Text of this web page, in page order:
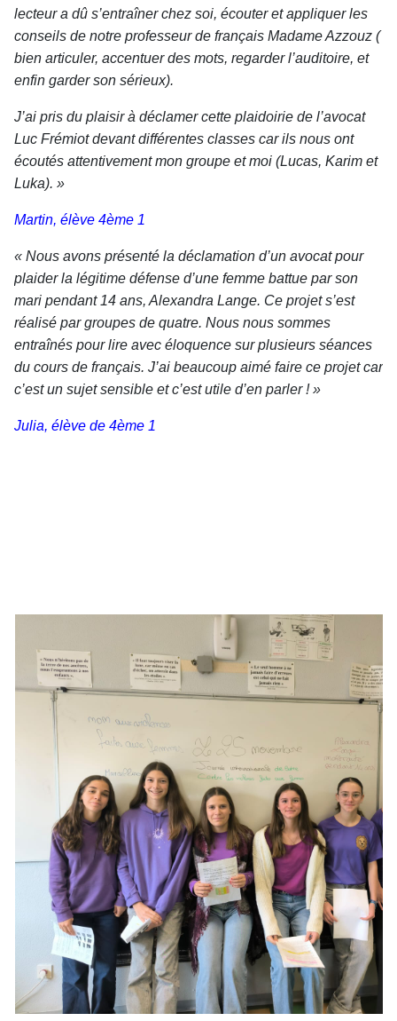
lecteur a dû s’entraîner chez soi, écouter et appliquer les
conseils de notre professeur de français Madame Azzouz (
bien articuler, accentuer des mots, regarder l’auditoire, et
enfin garder son sérieux).
J’ai pris du plaisir à déclamer cette plaidoirie de l’avocat
Luc Frémiotdevant différentes classes car ils nous ont
écoutés attentivement mon groupe et moi (Lucas, Karim et
Luka). »
Martin, élève 4ème 1
« Nous avons présenté la déclamation d’un avocat pour
plaider la légitime défense d’une femme battue par son
mari pendant 14 ans, Alexandra Lange. Ce projet s’est
réalisé par groupes de quatre. Nous nous sommes
entraînés pour lire avec éloquence sur plusieurs séances
du cours de français. J’ai beaucoup aimé faire ce projet car
c’est un sujet sensible et c’est utile d’en parler ! »
Julia, élève de 4ème 1